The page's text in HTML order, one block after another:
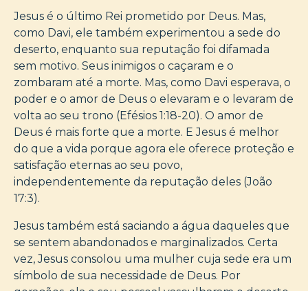
Jesus é o último Rei prometido por Deus. Mas,
como Davi, ele também experimentou a sede do
deserto, enquanto sua reputação foi difamada
sem motivo. Seus inimigos o caçaram e o
zombaram até a morte. Mas, como Davi esperava, o
poder e o amor de Deus o elevaram e o levaram de
volta ao seu trono (Efésios 1:18-20). O amor de
Deus é mais forte que a morte. E Jesus é melhor
do que a vida porque agora ele oferece proteção e
satisfação eternas ao seu povo,
independentemente da reputação deles (João
17:3).
Jesus também está saciando a água daqueles que
se sentem abandonados e marginalizados. Certa
vez, Jesus consolou uma mulher cuja sede era um
símbolo de sua necessidade de Deus. Por